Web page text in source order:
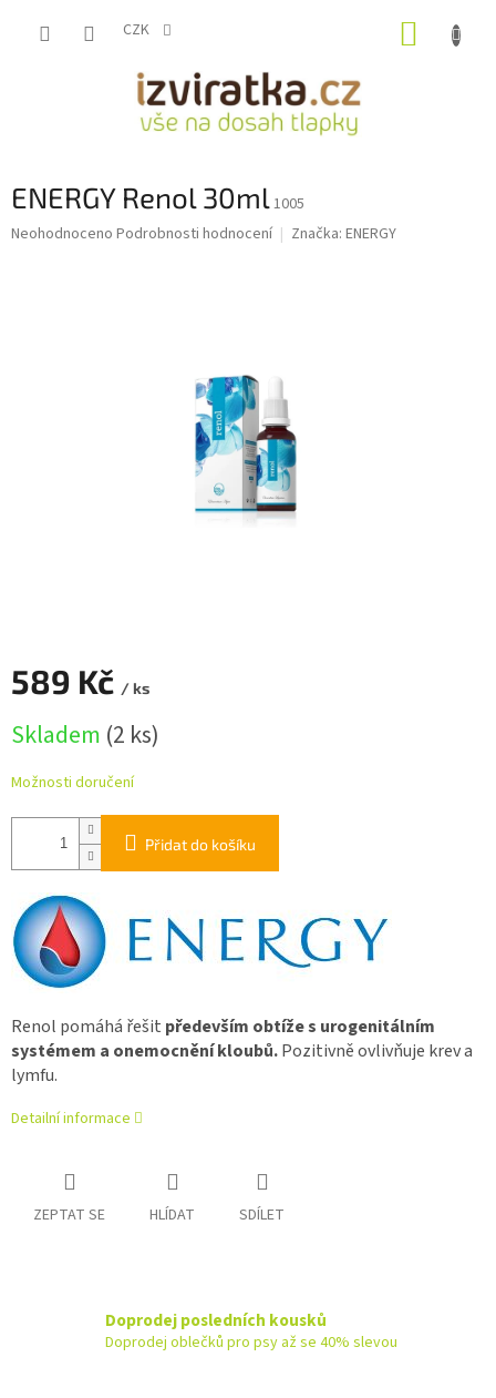
CZK
ENERGY Renol 30ml1005
Průměrné
Neohodnoceno Podrobnosti hodnocení Značka: ENERGY
589 Kč / ks
cena:
Skladem (2 ks)
Možnosti doručení
Přidat do košíku
Renol pomáhá řešit především obtíže s urogenitálním
systémem a onemocnění kloubů.Pozitivně ovlivňuje krev a
lymfu.
Detailní informace
ZEPTAT SE HLÍDAT SDÍLET
Doprodej posledních kousků
Doprodej oblečků pro psy až se 40% slevou